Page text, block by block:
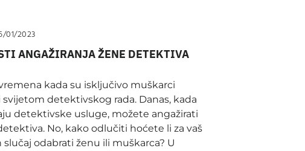
01/2023
ANGAŽIRANJA ŽENE DETEKTIVA
kada su isključivo muškarci
detektivskog rada. Danas, kada
detektivske usluge, možete angažirati
No, kako odlučiti hoćete li za vaš
slučaj odabrati ženu ili muškarca? U